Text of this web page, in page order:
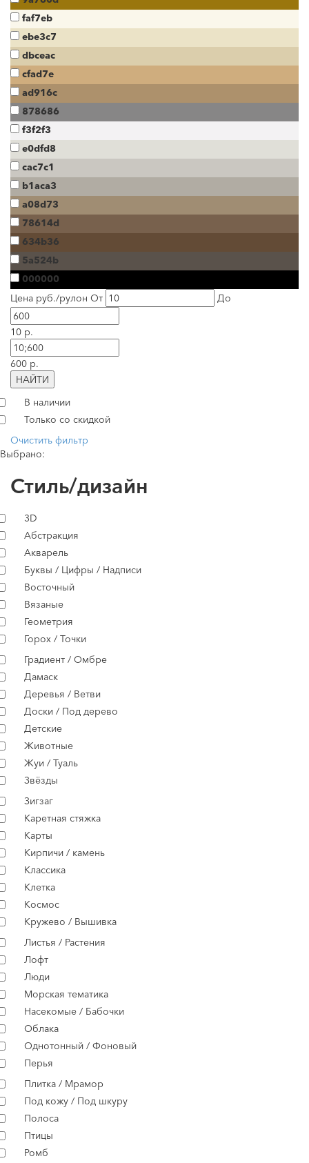
faf7eb
ebe3c7
dbceac
cfad7e
ad916c
878686
f3f2f3
e0dfd8
cac7c1
b1aca3
a08d73
78614d
634b36
5a524b
000000
Цена руб./рулон От До
10 р.
600 р.
НАЙТИ
В наличии
Только со скидкой
Очистить фильтр
Выбрано:
Стиль/дизайн
3D
Абстракция
Акварель
Буквы / Цифры / Надписи
Восточный
Вязаные
Геометрия
Горох / Точки
Градиент / Омбре
Дамаск
Деревья / Ветви
Доски / Под дерево
Детские
Животные
Жуи / Туаль
Звёзды
Зигзаг
Каретная стяжка
Карты
Кирпичи / камень
Классика
Клетка
Космос
Кружево / Вышивка
Листья / Растения
Лофт
Люди
Морская тематика
Насекомые / Бабочки
Облака
Однотонный / Фоновый
Перья
Плитка / Мрамор
Под кожу / Под шкуру
Полоса
Птицы
Ромб